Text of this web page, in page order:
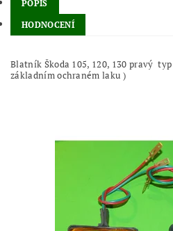
POPIS
HODNOCENÍ
Blatník Škoda 105, 120, 130 pravý
základním ochraném laku )